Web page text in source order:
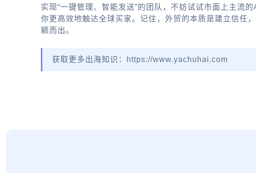
实现“一键管理、智能发送”的团队，不妨试试市面上主流的
你更高效地触达全球买家。记住，外贸的本质是建立信任
颖而出。
获取更多出海知识：https://www.yachuhai.com